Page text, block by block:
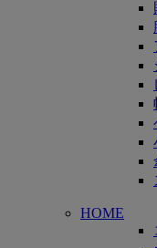
HOME